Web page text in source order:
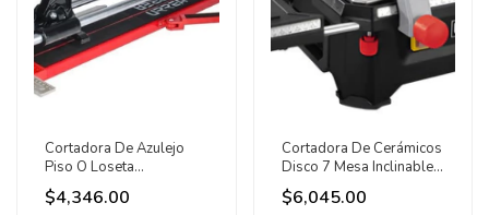
Cortadora De Azulejo
Piso O Loseta
Profesional 30 PuLG
Urrea
$4,346.00
Cortadora De Cerámicos
Disco 7 Mesa Inclinable
600w Urrea
$6,045.00